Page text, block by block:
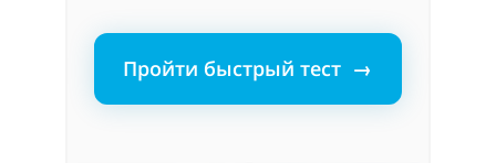
Пройти быстрый тест →